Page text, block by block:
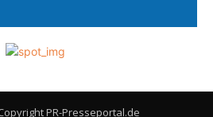
PR-Presseportal.de